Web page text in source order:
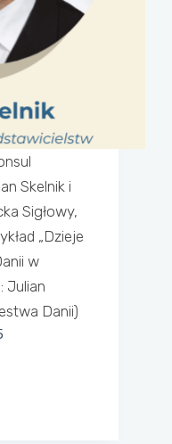
Skelnik i
Sigłowy,
„Dzieje
w
Julian
Danii)